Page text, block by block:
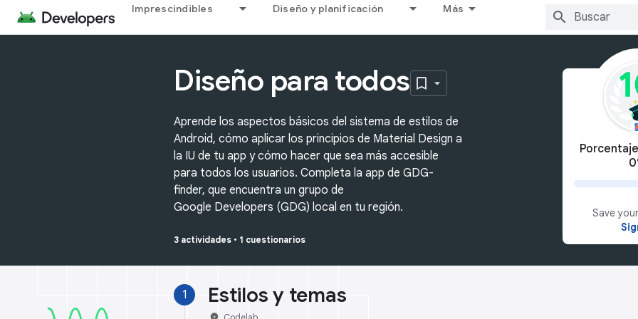
Imprescindibles Diseño y planificación Más
Diseño para todos
Aprende los aspectos básicos del sistema de estilos de
Android, cómo aplicar los principios de Material Design a
la IU de tu app y cómo hacer que sea más accesible
para todos los usuarios. Completa la app de GDG-
finder, que encuentra un grupo de
Google Developers (GDG) local en tu región.
3 actividades • 1 cuestionarios
Save
1 Estilos y temas